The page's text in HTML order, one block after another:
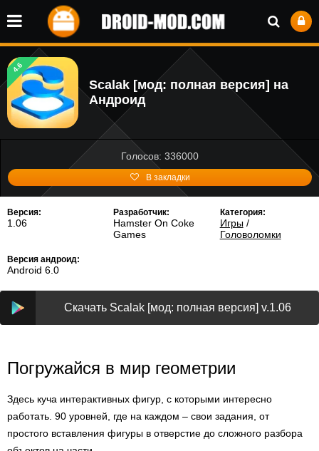
4.6
Scalak [мод: полная версия] на
Андроид
Голосов: 336000
В закладки
Версия:
1.06
Разработчик:
Hamster On Coke
Games
Категория:
Игры/
Головоломки
Версия андроид:
Android 6.0
Скачать Scalak [мод: полная версия] v.1.06
Погружайся в мир геометрии
Здесь куча интерактивных фигур, с которыми интересно
работать. 90 уровней, где на каждом – свои задания, от
простого вставления фигуры в отверстие до сложного разбора